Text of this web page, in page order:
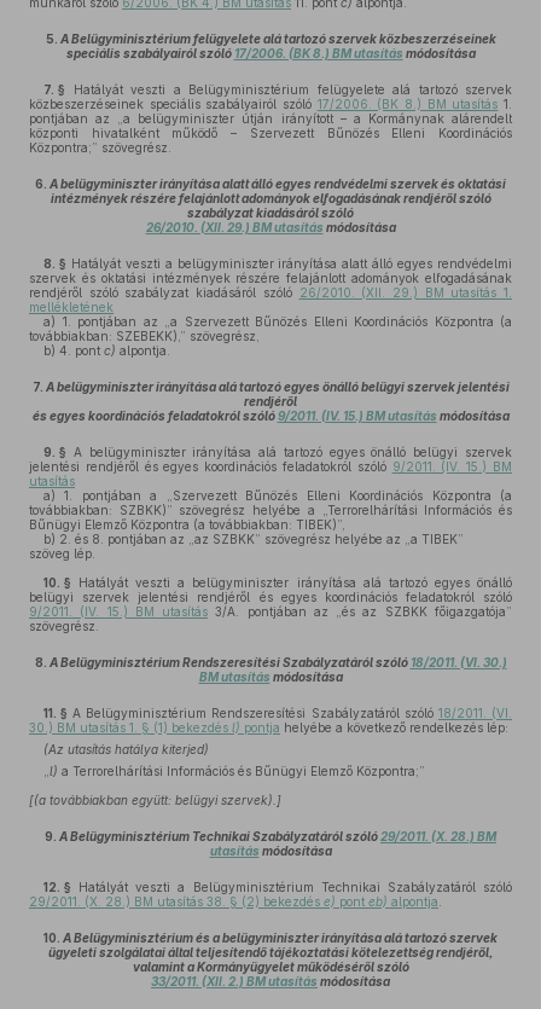
5. A Belügyminisztérium felügyelete alá tartozó szervek közbeszerzéseinek
speciális szabályairól szóló 17/2006. (BK 8.) BM utasítás módosítása
7. § Hatályát veszti a Belügyminisztérium felügyelete alá tartozó szervek
közbeszerzéseinek speciális szabályairól szóló 17/2006. (BK 8.) BM utasítás 1.
pontjában az „a belügyminiszter útján irányított – a Kormánynak alárendelt
központi hivatalként működő – Szervezett Bűnözés Elleni Koordinációs
Központra;” szövegrész.
6. A belügyminiszter irányítása alatt álló egyes rendvédelmi szervek és oktatási
intézmények részére felajánlott adományok elfogadásának rendjéről szóló
szabályzat kiadásáról szóló
26/2010. (XII. 29.) BM utasítás módosítása
8. § Hatályát veszti a belügyminiszter irányítása alatt álló egyes rendvédelmi
szervek és oktatási intézmények részére felajánlott adományok elfogadásának
rendjéről szóló szabályzat kiadásáról szóló 26/2010. (XII. 29.) BM utasítás 1.
mellékletének
a) 1. pontjában az „a Szervezett Bűnözés Elleni Koordinációs Központra (a
továbbiakban: SZEBEKK),” szövegrész,
b) 4. pont c) alpontja.
7. A belügyminiszter irányítása alá tartozó egyes önálló belügyi szervek jelentési
rendjéről
és egyes koordinációs feladatokról szóló9/2011. (IV. 15.) BM utasítás módosítása
9. § A belügyminiszter irányítása alá tartozó egyes önálló belügyi szervek
jelentési rendjéről és egyes koordinációs feladatokról szóló 9/2011. (IV. 15.) BM
utasítás
a) 1. pontjában a „Szervezett Bűnözés Elleni Koordinációs Központra (a
továbbiakban: SZBKK)” szövegrész helyébe a „Terrorelhárítási Információs és
Bűnügyi Elemző Központra (a továbbiakban: TIBEK)”,
b) 2. és 8. pontjában az „az SZBKK” szövegrész helyébe az „a TIBEK”
szöveg lép.
10. § Hatályát veszti a belügyminiszter irányítása alá tartozó egyes önálló
belügyi szervek jelentési rendjéről és egyes koordinációs feladatokról szóló
9/2011. (IV. 15.) BM utasítás 3/A. pontjában az „és az SZBKK főigazgatója”
szövegrész.
8. A Belügyminisztérium Rendszeresítési Szabályzatáról szóló 18/2011. (VI. 30.)
BM utasítás módosítása
11. § A Belügyminisztérium Rendszeresítési Szabályzatáról szóló 18/2011. (VI.
30.) BM utasítás 1. § (1) bekezdés l) pontja helyébe a következő rendelkezés lép:
(Az utasítás hatálya kiterjed)
l) a Terrorelhárítási Információs és Bűnügyi Elemző Központra;”
[(a továbbiakban együtt: belügyi szervek).]
9. A Belügyminisztérium Technikai Szabályzatáról szóló29/2011. (X. 28.) BM
utasítás módosítása
12. § Hatályát veszti a Belügyminisztérium Technikai Szabályzatáról szóló
29/2011. (X. 28.) BM utasítás 38. § (2) bekezdés e) pont eb) alpontja
10. A Belügyminisztérium és a belügyminiszter irányítása alá tartozó szervek
ügyeleti szolgálatai által teljesítendő tájékoztatási kötelezettség rendjéről,
valamint a Kormányügyelet működéséről szóló
33/2011. (XII. 2.) BM utasítás módosítása